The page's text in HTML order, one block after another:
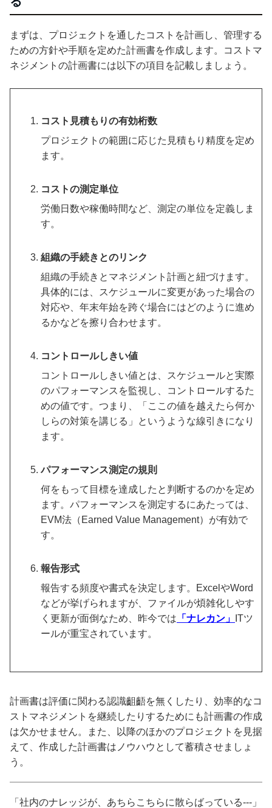
まずは、プロジェクトを通したコストを計画し、管理する
ための方針や手順を定めた計画書を作成します。コストマ
ネジメントの計画書には以下の項目を記載しましょう。
コスト見積もりの有効桁数
プロジェクトの範囲に応じた見積もり精度を定め
ます。
コストの測定単位
労働日数や稼働時間など、測定の単位を定義しま
す。
組織の手続きとのリンク
組織の手続きとマネジメント計画と紐づけます。
具体的には、スケジュールに変更があった場合の
対応や、年末年始を跨ぐ場合にはどのように進め
るかなどを擦り合わせます。
コントロールしきい値
コントロールしきい値とは、スケジュールと実際
のパフォーマンスを監視し、コントロールするた
めの値です。つまり、「ここの値を越えたら何か
しらの対策を講じる」というような線引きになり
ます。
パフォーマンス測定の規則
何をもって目標を達成したと判断するのかを定め
ます。パフォーマンスを測定するにあたっては、
EVM法（Earned Value Management）が有効で
す。
報告形式
報告する頻度や書式を決定します。ExcelやWord
などが挙げられますが、ファイルが煩雑化しやす
く更新が面倒なため、昨今では 「ナレカン」
ITツ
ールが重宝されています。
計画書は評価に関わる認識齟齬を無くしたり、効率的なコ
ストマネジメントを継続したりするためにも計画書の作成
は欠かせません。また、以降のほかのプロジェクトを見据
えて、作成した計画書はノウハウとして蓄積させましょ
う。
「社内のナレッジが、あちらこちらに散らばっている---」